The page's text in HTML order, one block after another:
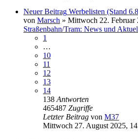
Neuer Beitrag Werbelisten (Stand
von Marsch » Mittwoch 22. Februar
Straßenbahn/Tram: News und
1
…
10
11
12
13
14
138Antworten
465487 Zugriffe
Letzter Beitrag von M37
Mittwoch 27. August 2025,